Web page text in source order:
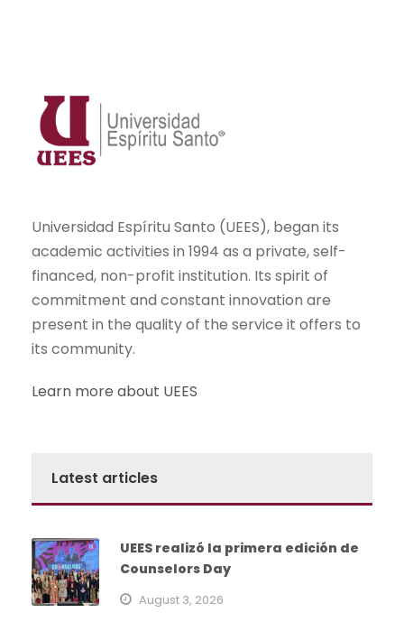
Universidad Espíritu Santo (UEES), began its
academic activities in 1994 as a private, self-
financed, non-profit institution. Its spirit of
commitment and constant innovation are
present in the quality of the service it offers to
its community.
Learn more about UEES
Latest articles
UEES realizó la primera edición de
Counselors Day
August 3, 2026